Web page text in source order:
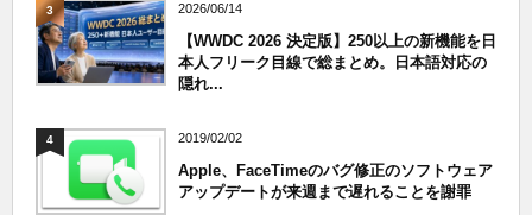
3 2026/06/14
【WWDC 2026 決定版】250以上の新機能を日
本人フリーク目線で総まとめ。日本語対応の
隠れ...
4 2019/02/02
Apple、FaceTimeのバグ修正のソフトウェア
アップデートが来週まで遅れることを謝罪